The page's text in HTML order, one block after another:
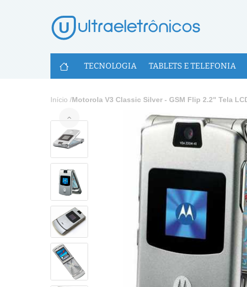
U
TECNOLOGIA TABLETS E TELEFONIA
Início /Motorola V3 Classic Silver - GSM Flip 2.2" Tela